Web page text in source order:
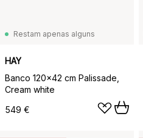
Restam apenas alguns
HAY
Banco 120x42 cm Palissade,
Cream white
549 €